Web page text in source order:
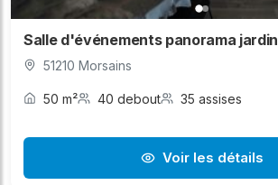
Salle d'événements panorama jardin
51210 Morsains
50 m² 40 debout 35 assises
Voir les détails